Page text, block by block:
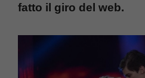
fatto il giro del web.